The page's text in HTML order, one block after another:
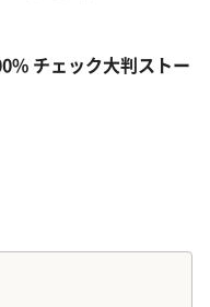
チェック大判ストー